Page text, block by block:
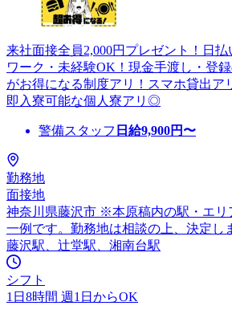
来社面接全員2,000円プレゼント！日
ワーク・未経験OK！現金手渡し・登
がお得になる制度アリ！スマホ貸出ア
即入寮可能な個人寮アリ◎
警備スタッフ 日給9,900円〜
勤務地
面接地
神奈川県藤沢市 ※本原稿内の駅・エリ
一例です。勤務地は相談の上、決定し
藤沢駅、辻堂駅、湘南台駅
シフト
1日8時間 週1日からOK